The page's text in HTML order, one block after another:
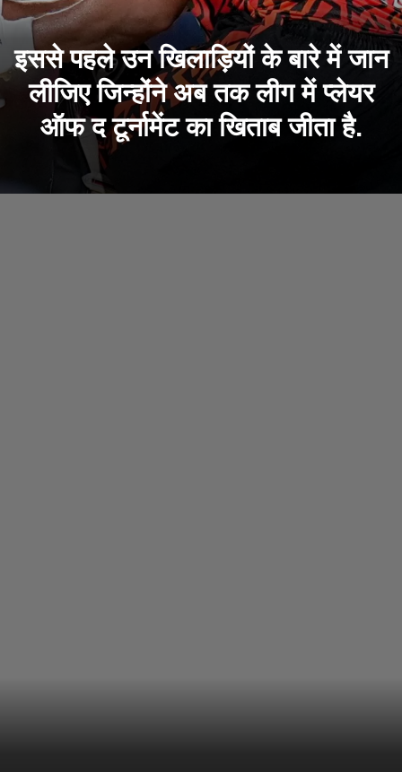
इससे पहले उन खिलाड़ियों के बारे में जान
लीजिए जिन्होंने अब तक लीग में प्लेयर
ऑफ द टूर्नामेंट का खिताब जीता है.